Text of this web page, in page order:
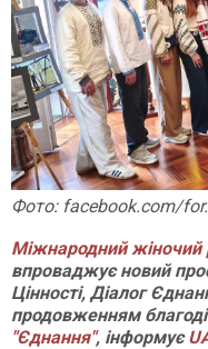
Фото: facebook.com/
Міжнародний жіночий
впроваджує новий
Цінності, Діалог
продовженням
"Єднання", інформує